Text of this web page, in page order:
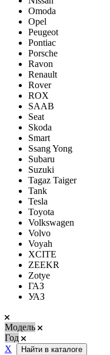
Omoda
Opel
Peugeot
Pontiac
Porsсhe
Ravon
Renault
Rover
ROX
SAAB
Seat
Skoda
Smart
Ssang Yong
Subaru
Suzuki
Tagaz Taiger
Tank
Tesla
Toyota
Volkswagen
Volvo
Voyah
XCITE
ZEEKR
Zotye
ГАЗ
УАЗ
Модель
Год
Х
Найти в каталоге